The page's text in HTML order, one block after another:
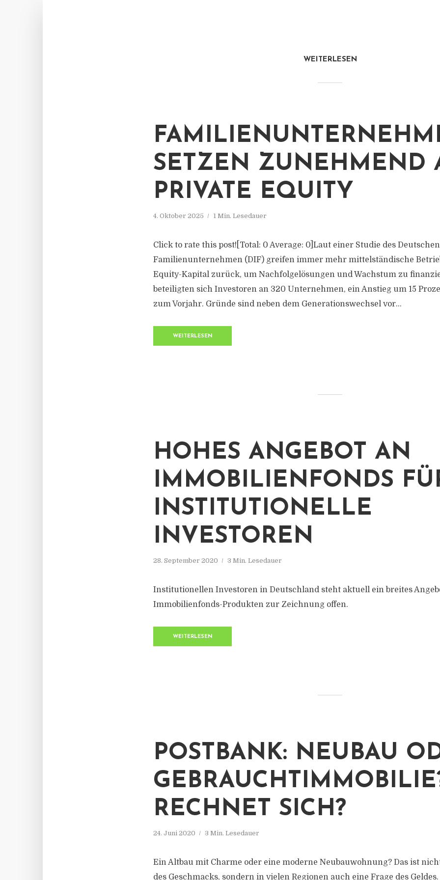
WEITERLESEN
SETZEN ZUNEHMEND
PRIVATE EQUITY
4. Oktober 2025 1 Min. Lesedauer
Click to rate this post![Total: 0 Average: 0]Laut einer Studie des
Familienunternehmen (DIF) greifen immer mehr mittelständische
Equity-Kapital zurück, um Nachfolgelösungen und Wachstum zu
beteiligten sich Investoren an 320 Unternehmen, ein Anstieg um 15
zum Vorjahr. Gründe sind neben dem Generationswechsel vor...
WEITERLESEN
HOHES ANGEBOT AN
IMMOBILIENFONDS
INSTITUTIONELLE
INVESTOREN
28. September 2020 3 Min. Lesedauer
Institutionellen Investoren in Deutschland steht aktuell ein breites
Immobilienfonds-Produkten zur Zeichnung offen.
WEITERLESEN
POSTBANK: NEUBAU
RECHNET SICH?
24. Juni 2020 3 Min. Lesedauer
Ein Altbau mit Charme oder eine moderne Neubauwohnung? Das ist
des Geschmacks, sondern in vielen Regionen auch eine Frage des Geldes.